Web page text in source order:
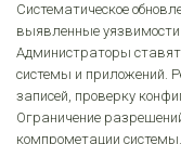
Систематическое
выявленные
Администраторы ставят
системы и приложений.
записей, проверку
Ограничение
компрометации системы.